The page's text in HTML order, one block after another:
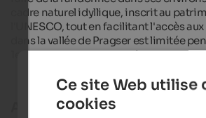
cadre naturel idyllique, inscrit au
l'UNESCO, tout en facilitant l'accès
dans la vallée de Pragser est limitée
1er juillet au 15 septembre).
Accès en voiture ou en moto
Ce site Web utilise
cookies